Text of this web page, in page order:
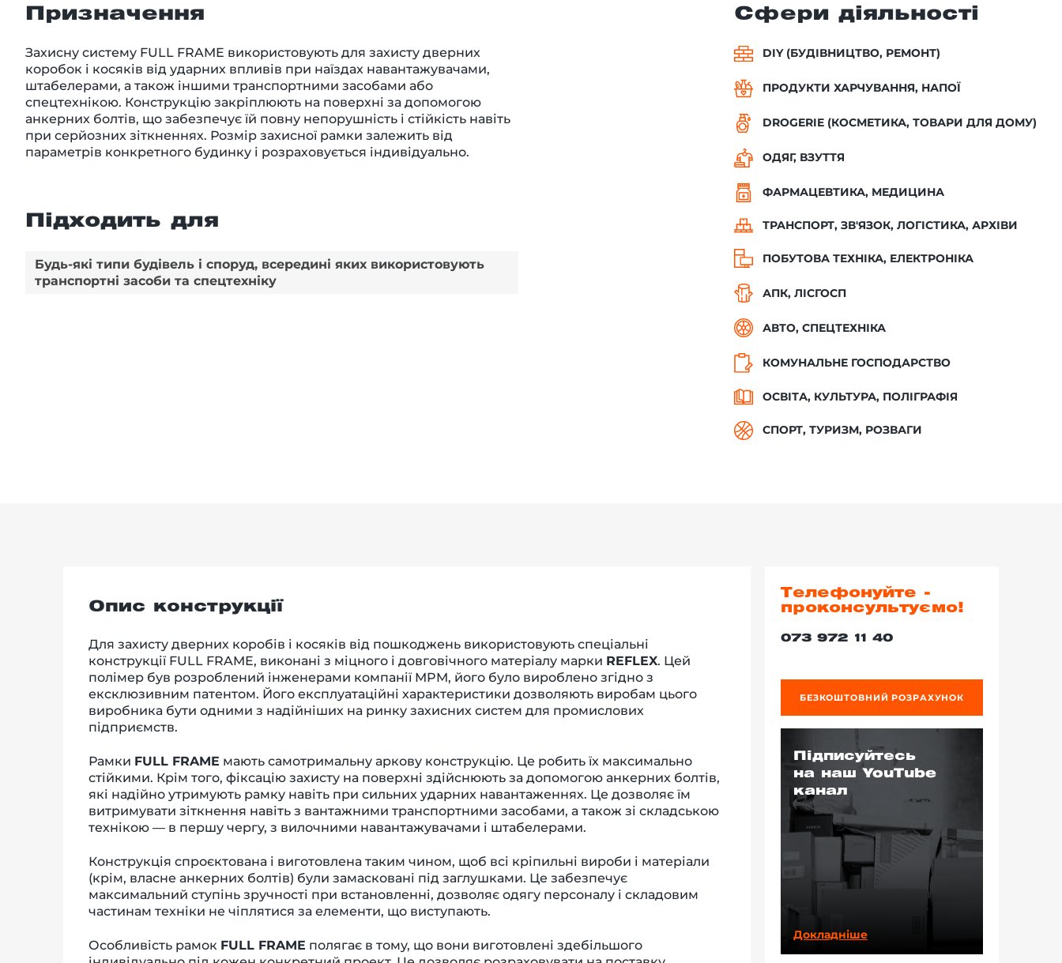
Призначення
Захисну систему FULL FRAME використовують для захисту дверних
коробок і косяків від ударних впливів при наїздах навантажувачами,
штабелерами, а також іншими транспортними засобами або
спецтехнікою. Конструкцію закріплюють на поверхні за допомогою
анкерних болтів, що забезпечує їй повну непорушність і стійкість навіть
при серйозних зіткненнях. Розмір захисної рамки залежить від
параметрів конкретного будинку і розраховується індивідуально.
Підходить для
Будь-які типи будівель і споруд, всередині яких використовують
транспортні засоби та спецтехніку
Сфери діяльності
DIY (БУДІВНИЦТВО, РЕМОНТ)
ПРОДУКТИ ХАРЧУВАННЯ, НАПОЇ
DROGERIE (КОСМЕТИКА, ТОВАРИ ДЛЯ ДОМУ)
ОДЯГ, ВЗУТТЯ
ФАРМАЦЕВТИКА, МЕДИЦИНА
ТРАНСПОРТ, ЗВ'ЯЗОК, ЛОГІСТИКА, АРХІВИ
ПОБУТОВА ТЕХНІКА, ЕЛЕКТРОНІКА
АПК, ЛІСГОСП
АВТО, СПЕЦТЕХНІКА
КОМУНАЛЬНЕ ГОСПОДАРСТВО
ОСВІТА, КУЛЬТУРА, ПОЛІГРАФІЯ
СПОРТ, ТУРИЗМ, РОЗВАГИ
Опис конструкції
Для захисту дверних коробів і косяків від пошкоджень використовують спеціальні
конструкції FULL FRAME, виконані з міцного і довговічного матеріалу марки REFLEX. Цей
полімер був розроблений інженерами компанії MPM, його було вироблено згідно з
ексклюзивним патентом. Його експлуатаційні характеристики дозволяють виробам цього
виробника бути одними з надійніших на ринку захисних систем для промислових
підприємств.
Рамки FULL FRAME мають самотримальну аркову конструкцію. Це робить їх максимально
стійкими. Крім того, фіксацію захисту на поверхні здійснюють за допомогою анкерних болтів,
які надійно утримують рамку навіть при сильних ударних навантаженнях. Це дозволяє їм
витримувати зіткнення навіть з вантажними транспортними засобами, а також зі складською
технікою — в першу чергу, з вилочними навантажувачами і штабелерами.
Конструкція спроєктована і виготовлена таким чином, щоб всі кріпильні вироби і матеріали
(крім, власне анкерних болтів) були замасковані під заглушками. Це забезпечує
максимальний ступінь зручності при встановленні, дозволяє одягу персоналу і складовим
частинам техніки не чіплятися за елементи, що виступають.
Особливість рамок FULL FRAME полягає в тому, що вони виготовлені здебільшого
Телефонуйте -
проконсультуємо!
073 972 11 40
БЕЗКОШТОВНИЙ РОЗРАХУНОК
Підписуйтесь
на наш YouTube
канал
Докладніше